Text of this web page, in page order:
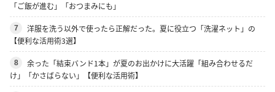
「ご飯が進む」「おつまみにも」
7
洋服を洗う以外で使ったら正解だった。夏に役立つ「洗濯ネット」の
【便利な活用術3選】
8
余った「結束バンド1本」が夏のお出かけに大活躍「組み合わせるだ
け」「かさばらない」【便利な活用術】